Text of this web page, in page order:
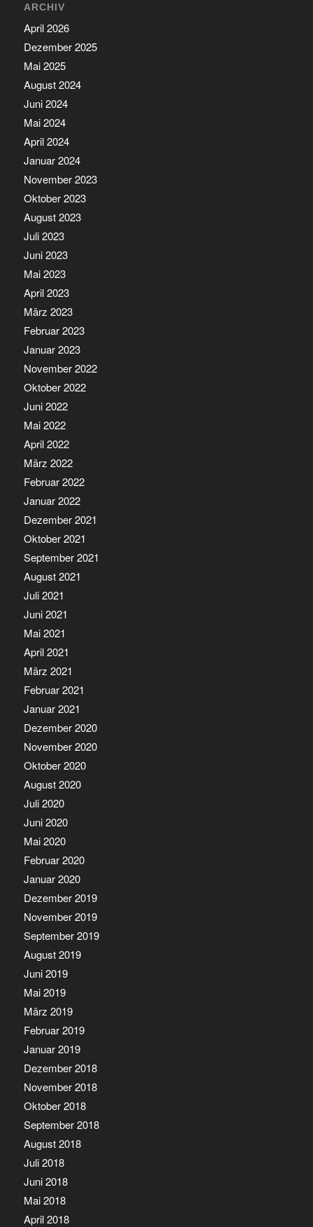
ARCHIV
April 2026
Dezember 2025
Mai 2025
August 2024
Juni 2024
Mai 2024
April 2024
Januar 2024
November 2023
Oktober 2023
August 2023
Juli 2023
Juni 2023
Mai 2023
April 2023
März 2023
Februar 2023
Januar 2023
November 2022
Oktober 2022
Juni 2022
Mai 2022
April 2022
März 2022
Februar 2022
Januar 2022
Dezember 2021
Oktober 2021
September 2021
August 2021
Juli 2021
Juni 2021
Mai 2021
April 2021
März 2021
Februar 2021
Januar 2021
Dezember 2020
November 2020
Oktober 2020
August 2020
Juli 2020
Juni 2020
Mai 2020
Februar 2020
Januar 2020
Dezember 2019
November 2019
September 2019
August 2019
Juni 2019
Mai 2019
März 2019
Februar 2019
Januar 2019
Dezember 2018
November 2018
Oktober 2018
September 2018
August 2018
Juli 2018
Juni 2018
Mai 2018
April 2018